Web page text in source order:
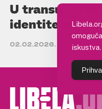
U transu –
identiteta
02.02.2026.
iskustva.